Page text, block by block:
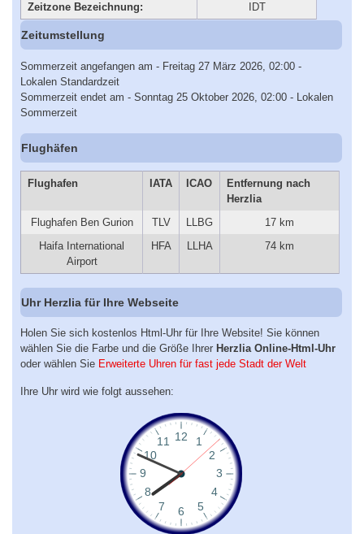
Zeitzone Bezeichnung:
IDT
Zeitumstellung
Sommerzeit angefangen am - Freitag 27 März 2026, 02:00 -
Lokalen Standardzeit
Sommerzeit endet am - Sonntag 25 Oktober 2026, 02:00 - Lokalen
Sommerzeit
Flughäfen
Flughafen IATA ICAO
Entfernung nach
Herzlia
Flughafen Ben Gurion
TLV LLBG
17 km
Haifa International
Airport
HFA LLHA 74 km
Uhr Herzlia für Ihre Webseite
Holen Sie sich kostenlos Html-Uhr für Ihre Website! Sie können
wählen Sie die Farbe und die Größe Ihrer Herzlia Online-Html-Uhr
oder wählen Sie Erweiterte Uhren für fast jede Stadt der Welt
Ihre Uhr wird wie folgt aussehen: